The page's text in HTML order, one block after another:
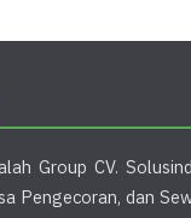
Group CV.
Pengecoran, dan